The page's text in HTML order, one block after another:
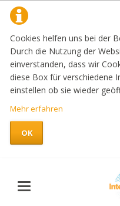
Cookies helfen uns bei der
Durch die Nutzung der
einverstanden, dass wir
diese Box für verschiedene
einstellen ob sie wieder
Mehr erfahren
OK